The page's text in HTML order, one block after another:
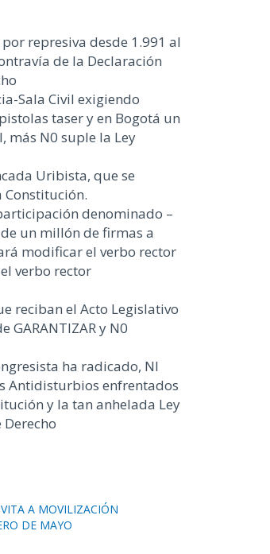
represiva desde 1.991 al
de la Declaración
Sala Civil exigiendo
taser y en Bogotá un
más N0 suple la Ley
Uribista, que se
Constitución.
denominado –
un millón de firmas a
modificar el verbo rector
verbo rector
reciban el Acto Legislativo
y N0
ha radicado, NI
Antidisturbios enfrentados
y la tan anhelada Ley
A MOVILIZACIÓN
DE MAYO